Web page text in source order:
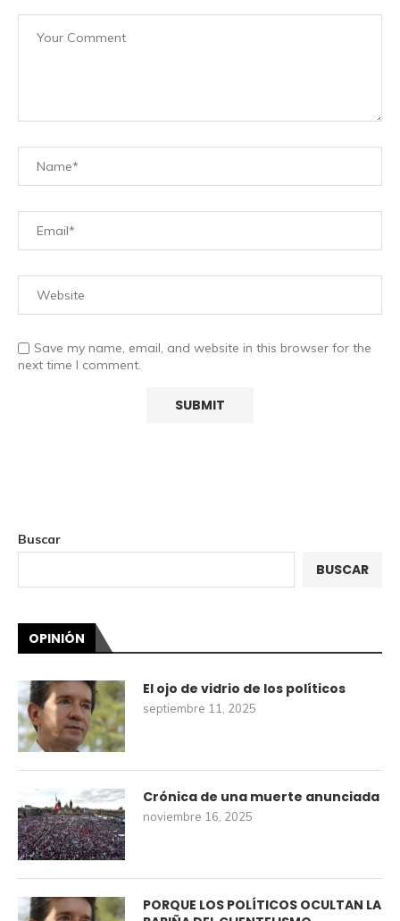
Save my name, email, and website in this browser for the
next time I comment.
Buscar
BUSCAR
OPINIÓN
El ojo de vidrio de los políticos
septiembre 11, 2025
Crónica de una muerte anunciada
noviembre 16, 2025
PORQUE LOS POLÍTICOS OCULTAN LA